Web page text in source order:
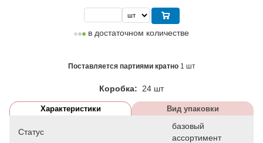
в достаточном количестве
Поставляется партиями кратно 1 шт
Коробка: 24 шт
Характеристики Вид упаковки
Статус
базовый
ассортимент